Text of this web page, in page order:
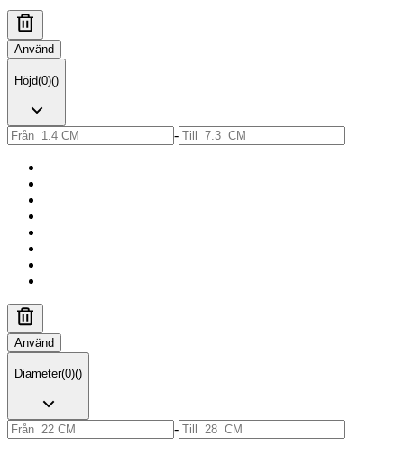
Använd
Höjd(0)()
-
Använd
Diameter(0)()
-